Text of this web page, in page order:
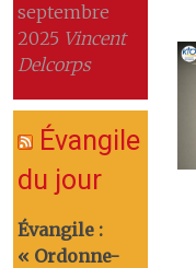
septembre
2025 Vincent
Delcorps
Évangile
du jour
Évangile :
« Ordonne-